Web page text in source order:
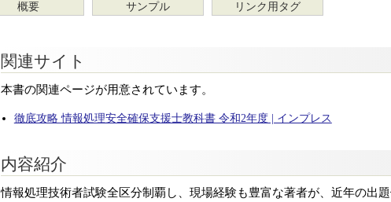
概要 サンプル リンク用タグ
関連サイト
本書の関連ページが用意されています。
徹底攻略 情報処理安全確保支援士教科書 令和2年度 | インプレス
内容紹介
情報処理技術者試験全区分制覇し、現場経験も豊富な著者が、近年の出